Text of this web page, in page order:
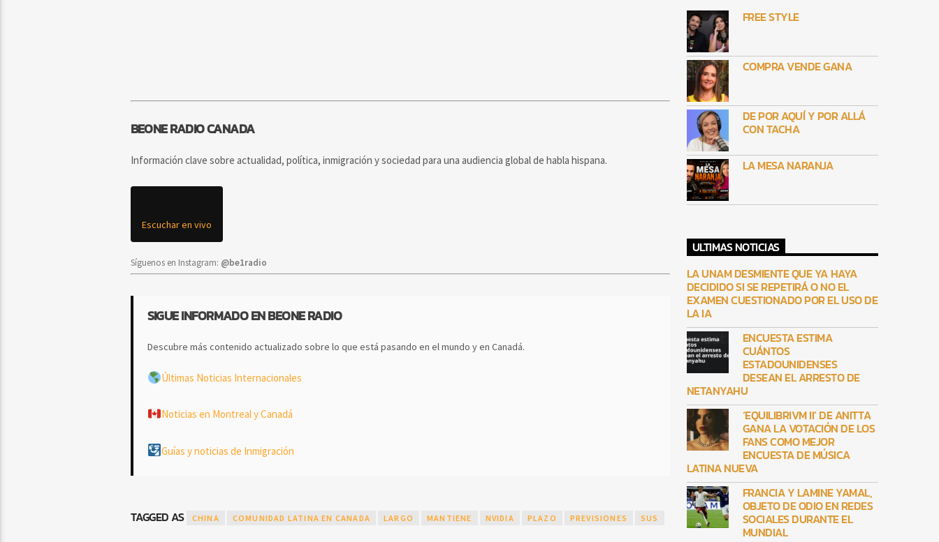
BEONE RADIO CANADA
Información clave sobre actualidad, política, inmigración y sociedad para una audiencia global de habla hispana.
Escuchar en vivo
Síguenos en Instagram: @be1radio
SIGUE INFORMADO EN BEONE RADIO
Descubre más contenido actualizado sobre lo que está pasando en el mundo y en Canadá.
Últimas Noticias Internacionales
Noticias en Montreal y Canadá
Guías y noticias de Inmigración
TAGGED AS CHINA COMUNIDAD LATINA EN CANADA LARGO MANTIENE NVIDIA PLAZO PREVISIONES SUS
FREE STYLE
COMPRA VENDE GANA
DE POR AQUÍ Y POR ALLÁ
CON TACHA
LA MESA NARANJA
ULTIMAS NOTICIAS
LA UNAM DESMIENTE QUE YA HAYA
DECIDIDO SI SE REPETIRÁ O NO EL
EXAMEN CUESTIONADO POR EL USO DE
LA IA
ENCUESTA ESTIMA
CUÁNTOS
ESTADOUNIDENSES
DESEAN EL ARRESTO DE
NETANYAHU
‘EQUILIBRIVM II’ DE ANITTA
GANA LA VOTACIÓN DE LOS
FANS COMO MEJOR
ENCUESTA DE MÚSICA
LATINA NUEVA
FRANCIA Y LAMINE YAMAL,
OBJETO DE ODIO EN REDES
SOCIALES DURANTE EL
MUNDIAL